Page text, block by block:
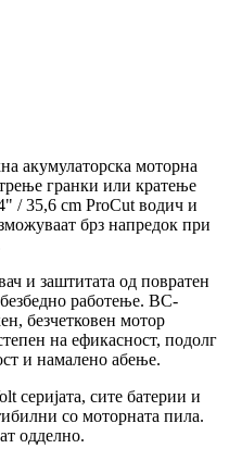
акумулаторска моторна
гранки или кратење
/ 35,6 cm ProCut водич и
брз напредок при
и заштитата од повратен
работење. BC-
безчетковен мотор
на ефикасност, подолг
и намалено абење.
серијата, сите батерии и
со моторната пила.
одделно.